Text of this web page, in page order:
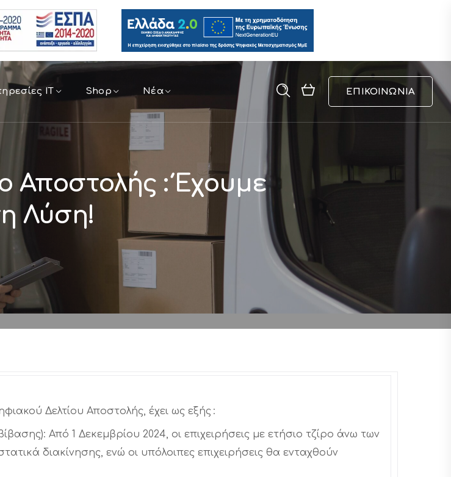
IT Shop Νέα ΕΠΙΚΟΙΝΩΝΙΑ
Αποστολής : Έχουμε
Λύση!
Δελτίου Αποστολής, έχει ως εξής :
Από 1 Δεκεμβρίου 2024, οι επιχειρήσεις με ετήσιο τζίρο άνω των
διακίνησης, ενώ οι υπόλοιπες επιχειρήσεις θα ενταχθούν